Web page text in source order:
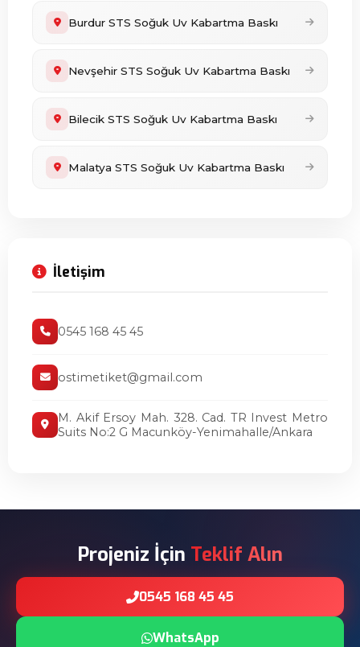
Burdur STS Soğuk Uv Kabartma Baskı
Nevşehir STS Soğuk Uv Kabartma Baskı
Bilecik STS Soğuk Uv Kabartma Baskı
Malatya STS Soğuk Uv Kabartma Baskı
İletişim
0545 168 45 45
ostimetiket@gmail.com
M. Akif Ersoy Mah. 328. Cad. TR Invest Metro
Suits No:2 G Macunköy-Yenimahalle/Ankara
Projeniz İçin Teklif Alın
0545 168 45 45
WhatsApp